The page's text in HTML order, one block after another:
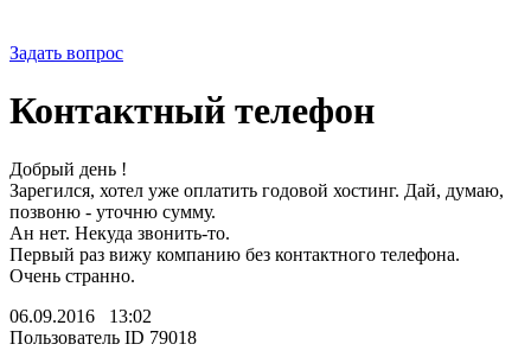
Задать вопрос
Контактный телефон
Добрый день !
Зарегился, хотел уже оплатить годовой хостинг. Дай, думаю,
позвоню - уточню сумму.
Ан нет. Некуда звонить-то.
Первый раз вижу компанию без контактного телефона.
Очень странно.
06.09.2016 13:02
Пользователь ID 79018